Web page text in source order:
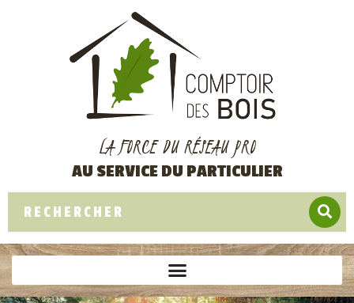
LA FORCE DU RÉSEAU PRO
AU SERVICE DU PARTICULIER